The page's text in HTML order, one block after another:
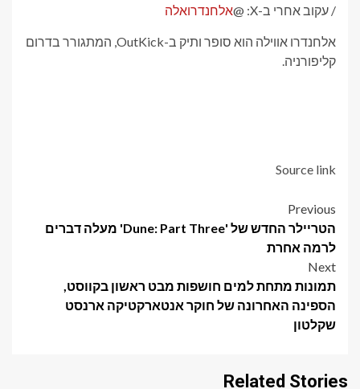
/ עקוב אחרי ב-X: @ אלחנדרואלה
אלחנדרו אווילה הוא סופר ותיק ב-OutKick, המתגורר בדרום
קליפורניה.
Source link
Post
navigation
Previous
הטריילר החדש של 'Dune: Part Three' מעלה דברים
לרמה אחרת
Next
תמונות מתחת למים חושפות מבט ראשון בקווסט,
הספינה האחרונה של חוקר אנטארקטיקה ארנסט
שקלטון
Related Stories